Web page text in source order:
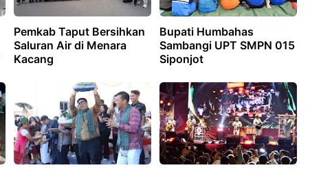
Pemkab Taput Bersihkan
Saluran Air di Menara
Kacang
Bupati Humbahas
Sambangi UPT SMPN 015
Siponjot